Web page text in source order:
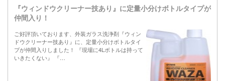
『ウィンドウクリーナー技あり』に定量小分けボトルタイプが
仲間入り！
ご好評頂いております、外装ガラス洗浄剤『ウィン
ドウクリーナー技あり』に、定量小分けボトルタイ
プが仲間入りしました！ 『現場に4Lボトルは持って
いきたくない』 『…